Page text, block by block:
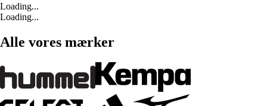
Loading...
Loading...
Alle vores mærker